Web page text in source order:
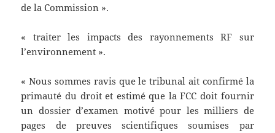
de la Commission ».
« traiter les impacts des rayonnements RF sur
l’environnement ».
« Nous sommes ravis que le tribunal ait confirmé la
primauté du droit et estimé que la FCC doit fournir
un dossier d’examen motivé pour les milliers de
pages de preuves scientifiques soumises par